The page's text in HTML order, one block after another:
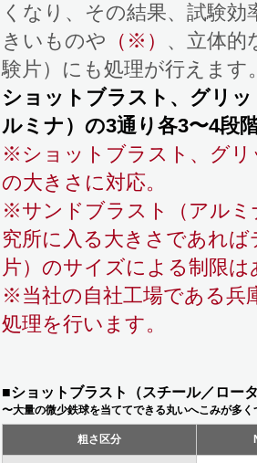
くなり、その結果、試験
きいものや （※） 、立体的
験片）にも処理が行えます
ショットブラスト、グリ
ルミナ）の3通り各3〜4段
※ショットブラスト、グリ
の大きさに対応。
※サンドブラスト（アルミ
究所に入る大きさであれ
片）のサイズによる制限
※当社の自社工場である兵
処理を行います。
■ショットブラスト（スチール／ロー
〜大量の微少鉄球を当ててできる丸いへこみが多く
粗さ区分